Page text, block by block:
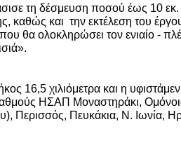
τη δέσμευση ποσού έως 10
καθώς και την εκτέλεση του
θα ολοκληρώσει τον ενιαίο -
16,5 χιλιόμετρα και η
ΗΣΑΠ Μοναστηράκι,
Περισσός, Πευκάκια, Ν. Ιωνία,